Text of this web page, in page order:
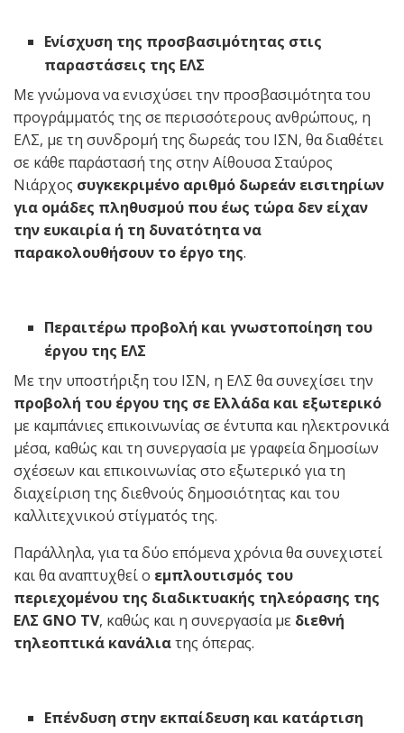
Ενίσχυση της προσβασιμότητας στις
παραστάσεις της ΕΛΣ
Με γνώμονα να ενισχύσει την προσβασιμότητα του
προγράμματός της σε περισσότερους ανθρώπους, η
ΕΛΣ, με τη συνδρομή της δωρεάς του ΙΣΝ, θα διαθέτει
σε κάθε παράστασή της στην Αίθουσα Σταύρος
Νιάρχος συγκεκριμένο αριθμό δωρεάν εισιτηρίων
για ομάδες πληθυσμού που έως τώρα δεν είχαν
την ευκαιρία ή τη δυνατότητα να
παρακολουθήσουν το έργο της.
Περαιτέρω προβολή και γνωστοποίηση του
έργου της ΕΛΣ
Με την υποστήριξη του ΙΣΝ, η ΕΛΣ θα συνεχίσει την
προβολή του έργου της σε Ελλάδα και εξωτερικό
με καμπάνιες επικοινωνίας σε έντυπα και ηλεκτρονικά
μέσα, καθώς και τη συνεργασία με γραφεία δημοσίων
σχέσεων και επικοινωνίας στο εξωτερικό για τη
διαχείριση της διεθνούς δημοσιότητας και του
καλλιτεχνικού στίγματός της.
Παράλληλα, για τα δύο επόμενα χρόνια θα συνεχιστεί
και θα αναπτυχθεί ο εμπλουτισμός του
περιεχομένου της διαδικτυακής τηλεόρασης της
ΕΛΣ GNO TV, καθώς και η συνεργασία με διεθνή
τηλεοπτικά κανάλιατης όπερας.
Επένδυση στην εκπαίδευση και κατάρτιση